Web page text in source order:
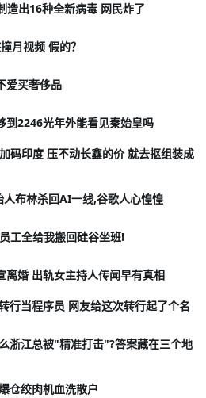
造出16种全新病毒 网民炸了
月视频 假的？
爱买奢侈品
到2246光年外能看见秦始皇吗
码印度 压不动长鑫的价 就去抠组装成
布林杀回AI一线,谷歌人心惶惶
工全给我搬回硅谷坐班!
离婚 出轨女主持人传闻早有真相
行当程序员 网友给这次转行起了个名
浙江总被"精准打击"?答案藏在三个地
仓绞肉机血洗散户